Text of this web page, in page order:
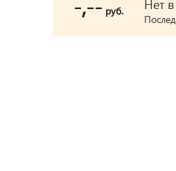
-,-- руб. Нет